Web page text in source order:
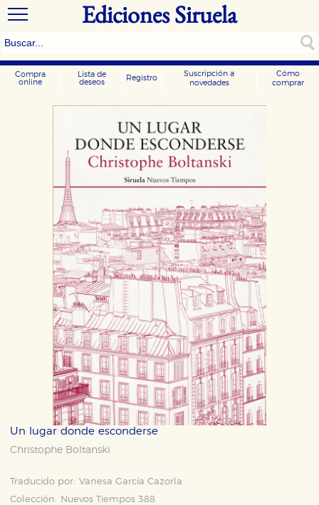
Ediciones Siruela
Compra
online
Lista de
deseos
Registro
Suscripción a
novedades
Cómo
comprar
Un lugar donde esconderse
Christophe Boltanski
Traducido por: Vanesa García Cazorla
Colección:
Nuevos Tiempos 388